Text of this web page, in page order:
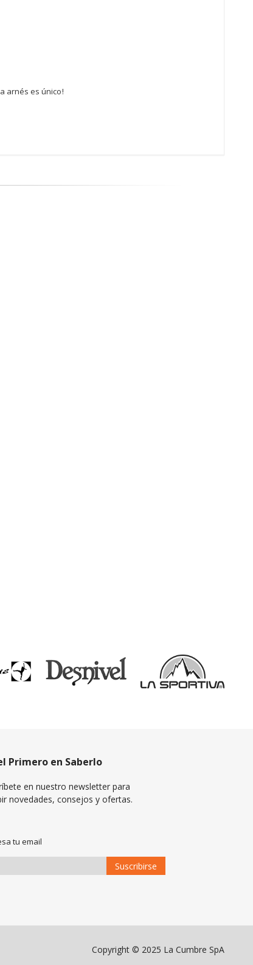
arnés es único!
Primero en Saberlo
en nuestro newsletter para
novedades, consejos y ofertas.
tu email
Suscribirse
Copyright © 2025 La Cumbre SpA